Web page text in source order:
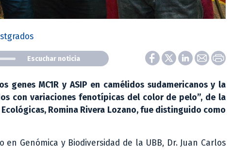
Escuchar noticia
MC1R y ASIP en camélidos sudamericanos y la
con variaciones fenotípicas del color de pelo”, de la
Romina Rivera Lozano, fue distinguido como
en Genómica y Biodiversidad de la UBB, Dr. Juan Carlos